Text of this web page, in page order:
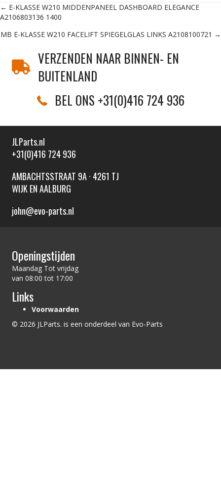
Posts
navigation
← E-KLASSE W210 MIDDENPANEEL DASHBOARD ELEGANCE
A2106803136 1400
MB E-KLASSE W210 FACELIFT SPIEGELGLAS LINKS A2108100721 →
VERZENDEN NAAR BINNEN- EN
BUITENLAND
BEL ONS +31(0)416 724 936
JLParts.nl
+31(0)416 724 936
AMBACHTSSTRAAT 9A · 4261 TJ
WIJK EN AALBURG
john@evo-parts.nl
Openingstijden
Maandag Tot vrijdag
van 08:00 tot 17:00
Links
Voorwaarden
© 2026 JLParts. is een onderdeel van Evo-Parts